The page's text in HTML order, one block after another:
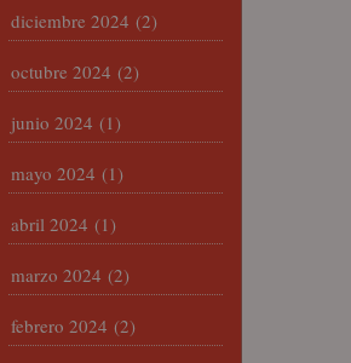
diciembre 2024 (2)
octubre 2024 (2)
junio 2024 (1)
mayo 2024 (1)
abril 2024 (1)
marzo 2024 (2)
febrero 2024 (2)